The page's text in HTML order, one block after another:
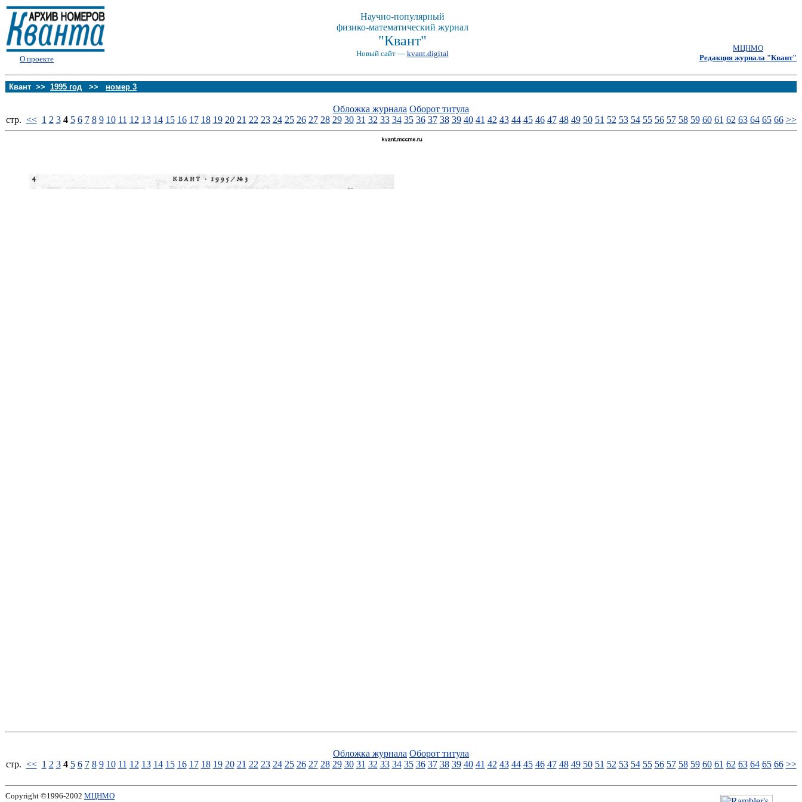
О проекте
Научно-популярный
физико-математический журнал
"Квант"
Новый сайт — kvant.digital
МЦНМО
Редакция журнала "Квант"
Квант >> 1995 год >> номер 3
Обложка журнала Оборот титула
стp. << 1 2 3 4 5 6 7 8 9 10 11 12 13 14 15 16 17 18 19 20 21 22 23 24 25 26 27 28 29 30 31 32 33 34 35 36 37 38 39 40 41 42 43 44 45 46 47 48 49 50 51 52 53 54 55 56 57 58 59 60 61 62 63 64 65 66 >>
Обложка журнала Оборот титула
стp. << 1 2 3 4 5 6 7 8 9 10 11 12 13 14 15 16 17 18 19 20 21 22 23 24 25 26 27 28 29 30 31 32 33 34 35 36 37 38 39 40 41 42 43 44 45 46 47 48 49 50 51 52 53 54 55 56 57 58 59 60 61 62 63 64 65 66 >>
Copyright ©1996-2002 МЦНМО